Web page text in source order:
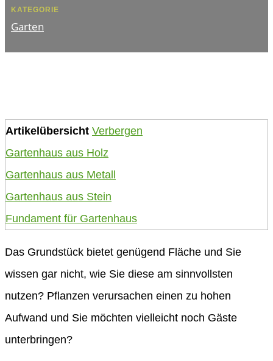
KATEGORIE
Garten
Artikelübersicht Verbergen
Gartenhaus aus Holz
Gartenhaus aus Metall
Gartenhaus aus Stein
Fundament für Gartenhaus
Das Grundstück bietet genügend Fläche und Sie
wissen gar nicht, wie Sie diese am sinnvollsten
nutzen? Pflanzen verursachen einen zu hohen
Aufwand und Sie möchten vielleicht noch Gäste
unterbringen?